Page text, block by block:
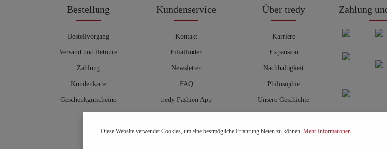
Bestellung
Bestellvorgang
Versand und Retoure
Zahlung
Kundenkarte
Geschenkgutscheine
Kundenservice
Kontakt
Filialfinder
Newsletter
FAQ
tredy Fashion App
Hosenberater
Über tredy
Karriere
Expansion
Nachhaltigkeit
Philosophie
Unsere Geschichte
Zahlung
Diese Website verwendet Cookies, um eine bestmögliche Erfahrung bieten zu können. Mehr Informationen ...